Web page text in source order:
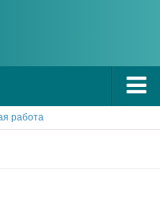
работа